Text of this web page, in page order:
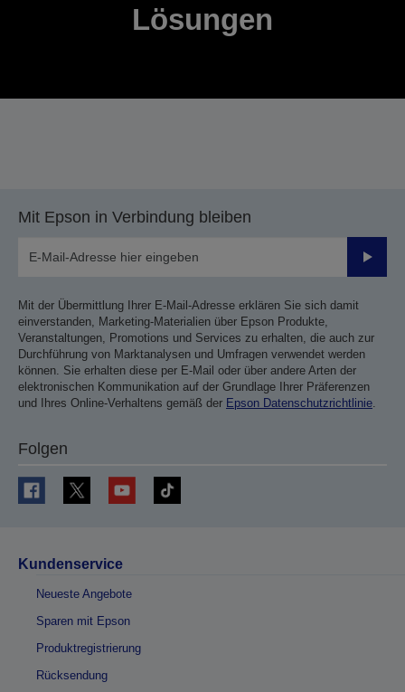
Lösungen
Mit Epson in Verbindung bleiben
Mit der Übermittlung Ihrer E-Mail-Adresse erklären Sie sich damit
einverstanden, Marketing-Materialien über Epson Produkte,
Veranstaltungen, Promotions und Services zu erhalten, die auch zur
Durchführung von Marktanalysen und Umfragen verwendet werden
können. Sie erhalten diese per E-Mail oder über andere Arten der
elektronischen Kommunikation auf der Grundlage Ihrer Präferenzen
und Ihres Online-Verhaltens gemäß der Epson Datenschutzrichtlinie
Folgen
Kundenservice
Neueste Angebote
Sparen mit Epson
Produktregistrierung
Rücksendung